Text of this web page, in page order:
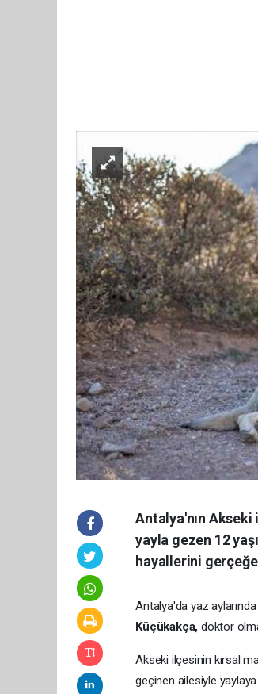
Antalya'nın
yayla gezen 12
hayallerini
Antalya'da yaz
Küçükakça, doktor
Akseki ilçesinin kırsal
geçinen ailesiyle